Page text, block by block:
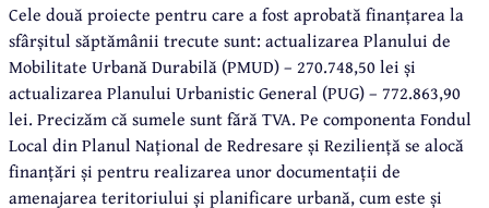
Cele două proiecte pentru care a fost aprobată finanțarea la
sfârșitul săptămânii trecute sunt: actualizarea Planului de
Mobilitate Urbană Durabilă (PMUD) – 270.748,50 lei și
actualizarea Planului Urbanistic General (PUG) – 772.863,90
lei. Precizăm că sumele sunt fără TVA. Pe componenta Fondul
Local din Planul Național de Redresare și Reziliență se alocă
finanțări și pentru realizarea unor documentații de
amenajarea teritoriului și planificare urbană, cum este și